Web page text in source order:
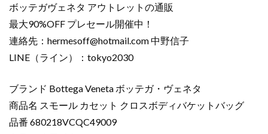
ボッテガヴェネタ アウトレットの通販
最大90%OFF プレセール開催中！
連絡先： hermesoff@hotmail.com中野信子
LINE（ライン）：tokyo2030
ブランド Bottega Veneta ボッテガ・ヴェネタ
商品名 スモール カセット クロスボディバケットバッグ
品番 680218VCQC49009